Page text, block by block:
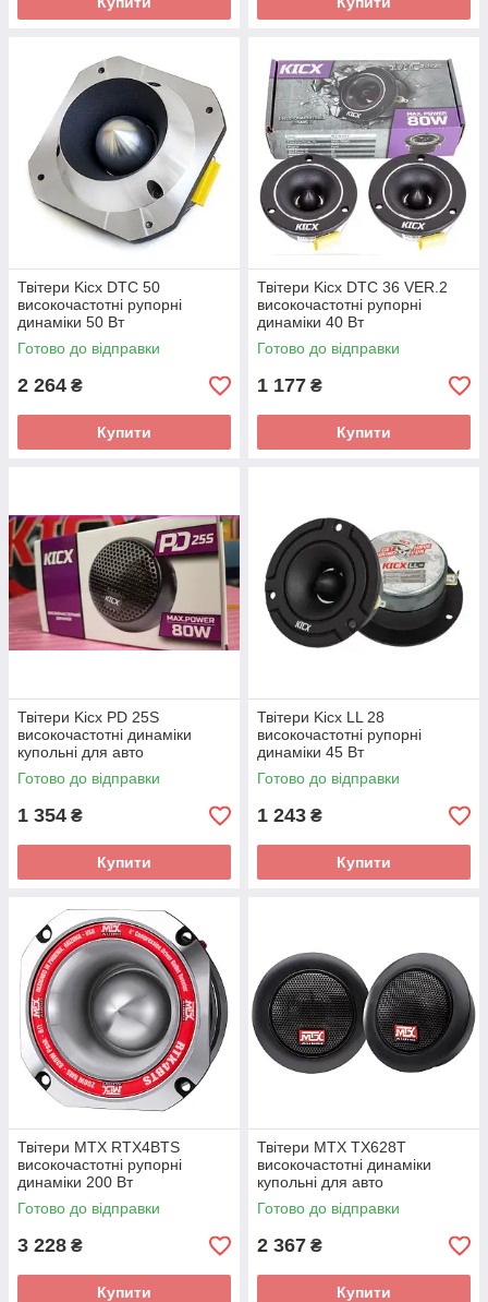
Твітери Kicx DTC 50
високочастотні рупорні
динаміки 50 Вт
Готово до відправки
2 264 ₴
Купити
Твітери Kicx DTC 36 VER.2
високочастотні рупорні
динаміки 40 Вт
Готово до відправки
1 177 ₴
Купити
Твітери Kicx PD 25S
високочастотні динаміки
купольні для авто
Готово до відправки
1 354 ₴
Купити
Твітери Kicx LL 28
високочастотні рупорні
динаміки 45 Вт
Готово до відправки
1 243 ₴
Купити
Твітери MTX RTX4BTS
високочастотні рупорні
динаміки 200 Вт
Готово до відправки
3 228 ₴
Купити
Твітери MTX TX628T
високочастотні динаміки
купольні для авто
Готово до відправки
2 367 ₴
Купити